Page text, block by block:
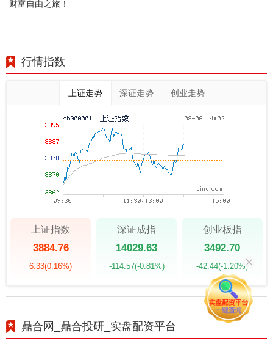
财富自由之旅！
行情指数
上证走势 深证走势 创业走势
上证指数
3884.76
6.33(0.16%)
深证成指
14029.63
-114.57(-0.81%)
创业板指
3492.70
-42.44(-1.20%)
鼎合网_鼎合投研_实盘配资平台